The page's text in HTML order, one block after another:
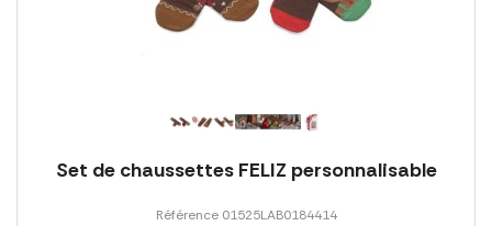
Set de chaussettes FELIZ personnalisable
Référence 01525LAB0184414